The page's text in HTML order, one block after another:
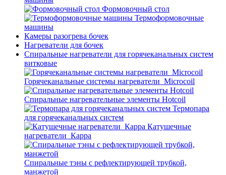
Формовочный стол
Термоформовочные
машины
Камеры разогрева бочек
Нагреватели для бочек
Спиральные нагреватели для горячеканальных систем
витковые
Горячеканальные системы нагреватели_Microcoil
Спиральные нагревательные элементы Hotcoil
Термопара
для горячеканальных систем
Катушечные
нагреватели_Карра
Спиральные тэны с рефлектирующей трубкой,
манжетой